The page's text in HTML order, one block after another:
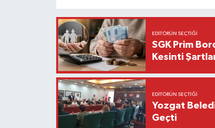
EDITÖRÜN SEÇTIĞI
SGK Prim
Kesinti
EDITÖRÜN SEÇTIĞI
Yozgat
Geçti